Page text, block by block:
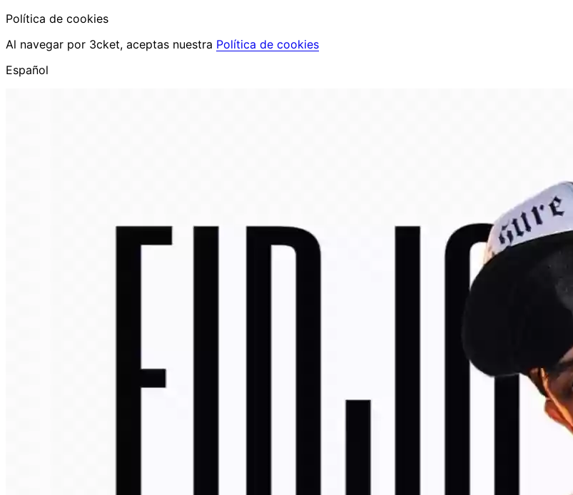
Política de cookies
Al navegar por 3cket, aceptas nuestra Política de cookies
Español